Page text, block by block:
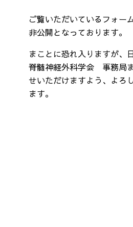
ご覧いただいているフォー
非公開となっております。
まことに恐れ入りますが、
脊髄神経外科学会 事務局
せいただけますよう、よろ
ます。